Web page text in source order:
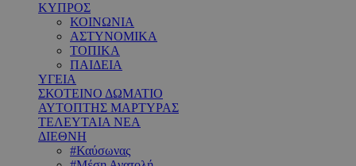
ΚΥΠΡΟΣ
ΚΟΙΝΩΝΙΑ
ΑΣΤΥΝΟΜΙΚΑ
ΤΟΠΙΚΑ
ΠΑΙΔΕΙΑ
ΥΓΕΙΑ
ΣΚΟΤΕΙΝΟ ΔΩΜΑΤΙΟ
ΑΥΤΟΠΤΗΣ ΜΑΡΤΥΡΑΣ
ΤΕΛΕΥΤΑΙΑ ΝΕΑ
ΔΙΕΘΝΗ
#Καύσωνας